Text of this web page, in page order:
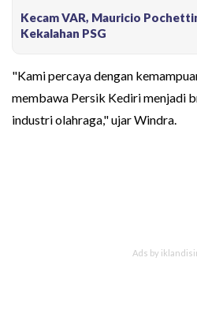
Kecam VAR, Mauricio
Kekalahan PSG
"Kami percaya dengan
membawa Persik Kediri menjadi
industri olahraga," ujar Windra.